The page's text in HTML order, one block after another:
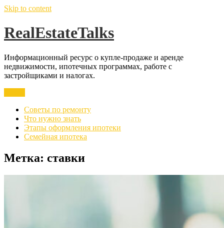
Skip to content
RealEstateTalks
Информационный ресурс о купле-продаже и аренде
недвижимости, ипотечных программах, работе с
застройщиками и налогах.
Советы по ремонту
Что нужно знать
Этапы оформления ипотеки
Семейная ипотека
Метка: ставки